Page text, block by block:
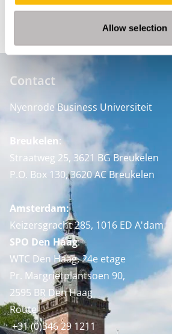
Allow selection
Contact
Nyenrode Business Universiteit
Breukelen:
Straatweg 25, 3621 BG Breukelen
P.O. Box 130, 3620 AC Breukelen
Amsterdam:
Keizersgracht 285, 1016 ED A'dam
SPO Den Haag:
WTC Den Haag, 24e etage
Pr. Margrietplantsoen 90,
2595 BR Den Haag
Route
+31 (0)346 29 1211